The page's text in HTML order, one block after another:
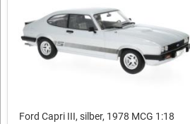
Ford Capri III, silber, 1978 MCG 1:18